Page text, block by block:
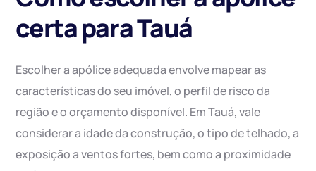
certa para Tauá
Escolher a apólice adequada envolve mapear as
características do seu imóvel, o perfil de risco da
região e o orçamento disponível. Em Tauá, vale
considerar a idade da construção, o tipo de telhado, a
exposição a ventos fortes, bem como a proximidade